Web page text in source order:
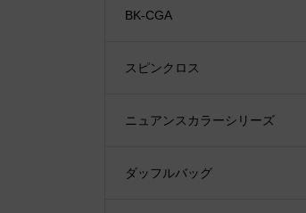
BK-CGA
スピンクロス
ニュアンスカラーシリーズ
ダッフルバッグ